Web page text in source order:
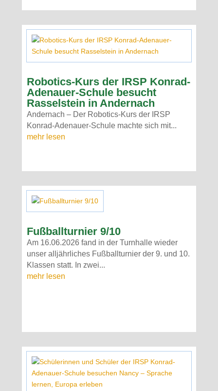
Robotics-Kurs der IRSP Konrad-
Adenauer-Schule besucht
Rasselstein in Andernach
Andernach – Der Robotics-Kurs der IRSP
Konrad-Adenauer-Schule machte sich mit...
mehr lesen
Fußballturnier 9/10
Am 16.06.2026 fand in der Turnhalle wieder
unser alljährliches Fußballturnier der 9. und 10.
Klassen statt. In zwei...
mehr lesen